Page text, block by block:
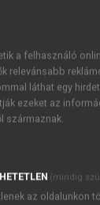
a felhasználó
relevánsabb
láthat egy
ezeket az
származnak.
(mindig
az oldalunkon